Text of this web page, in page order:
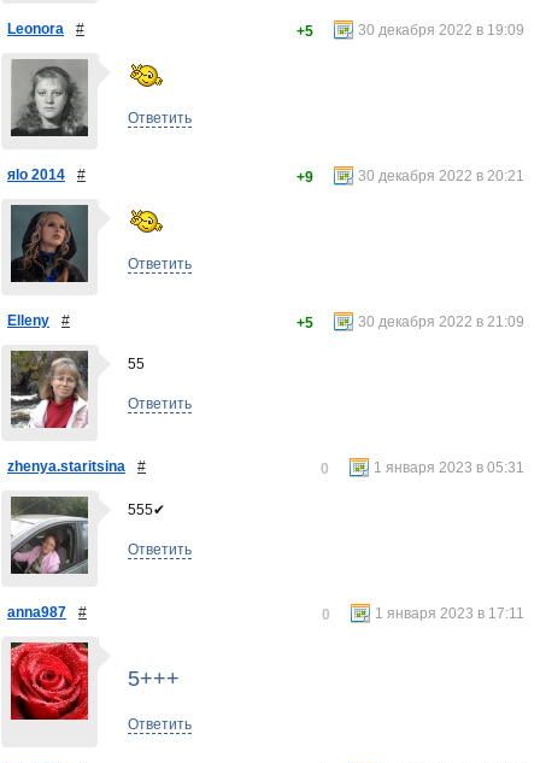
Leonora # 30 декабря 2022 в 19:09
+5
Ответить
яlo 2014 # 30 декабря 2022 в 20:21
+9
Ответить
Elleny # 30 декабря 2022 в 21:09
+5
55
Ответить
zhenya.staritsina # 1 января 2023 в 05:31
0
555✔
Ответить
anna987 # 1 января 2023 в 17:11
0
5+++
Ответить